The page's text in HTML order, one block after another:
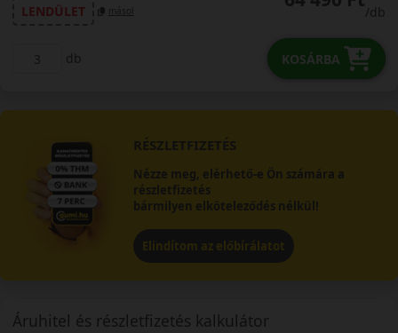
LENDÜLET
másol /db
db KOSÁRBA
RÉSZLETFIZETÉS
Nézze meg, elérhető-e Ön számára a
részletfizetés
bármilyen elköteleződés nélkül!
Elindítom az előbírálatot
Áruhitel és részletfizetés kalkulátor